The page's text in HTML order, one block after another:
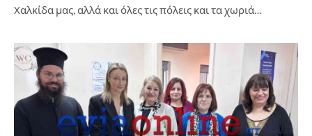
Χαλκίδα μας, αλλά και όλες τις πόλεις και τα χωριά…